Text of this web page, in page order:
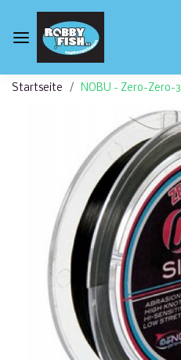
Startseite NOBU - Zero-Zero-3